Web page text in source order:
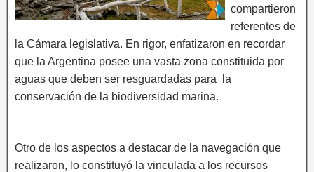
compartieron
referentes de
la Cámara legislativa. En rigor, enfatizaron en recordar
que la Argentina posee una vasta zona constituida por
aguas que deben ser resguardadas para la
conservación de la biodiversidad marina.
Otro de los aspectos a destacar de la navegación que
realizaron, lo constituyó la vinculada a los recursos